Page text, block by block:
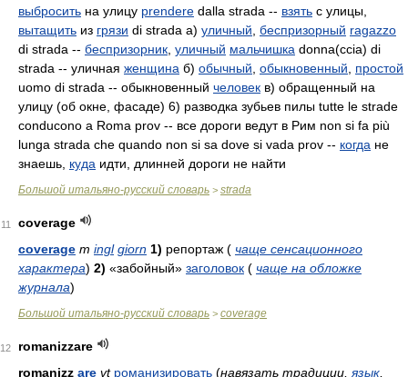
выбросить на улицу prendere dalla strada -- взять с улицы,
вытащить из грязи di strada а) уличный беспризорный ragazzo
di strada -- беспризорник уличный мальчишка donna(ccia) di
strada -- уличная женщина б) обычный обыкновенный
простой
uomo di strada -- обыкновенный человек в) обращенный на
улицу (об окне, фасаде) 6) разводка зубьев пилы tutte le strade
conducono a Roma prov -- все дороги ведут в Рим non si fa più
lunga strada che quando non si sa dove si vada prov -- когда не
знаешь, куда идти, длинней дороги не найти
Большой итальяно-русский словарь > strada
11
coverage
coverage m ingl giorn 1) репортаж ( чаще сенсационного
характера) 2) «забойный» заголовок ( чаще на обложке
журнала)
Большой итальяно-русский словарь > coverage
12
romanizzare
romanizz are vt романизировать (навязать традиции, язык